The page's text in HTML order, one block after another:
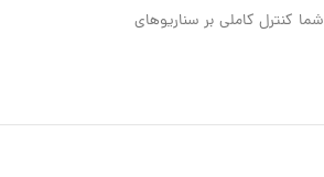
کنترل کاملی بر سناریوهای